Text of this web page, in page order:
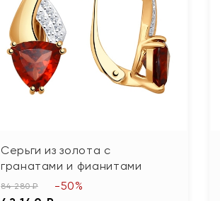
Серьги из золота с
гранатами и фианитами
84 280 ₽ -50%